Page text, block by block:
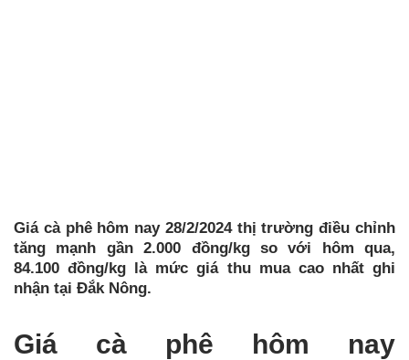
Giá cà phê hôm nay 28/2/2024 thị trường điều chỉnh
tăng mạnh gần 2.000 đồng/kg so với hôm qua,
84.100 đồng/kg là mức giá thu mua cao nhất ghi
nhận tại Đắk Nông.
Giá cà phê hôm nay